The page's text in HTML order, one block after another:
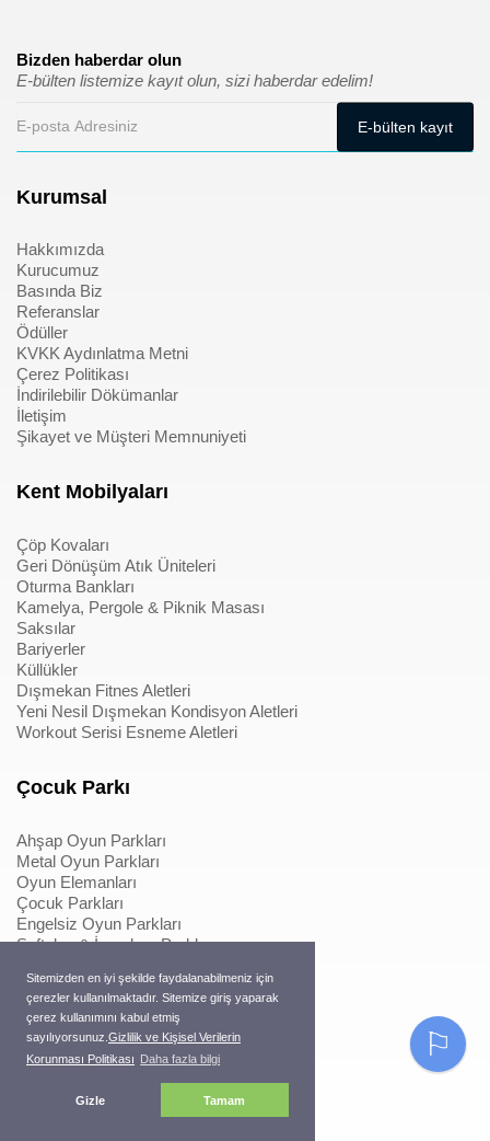
Sitemizden en iyi şekilde faydalanabilmeniz için
çerezler kullanılmaktadır. Sitemize giriş yaparak
çerez kullanımını kabul etmiş
sayılıyorsunuz. Gizlilik ve Kişisel Verilerin
Korunması Politikası Daha fazla bilgi
Gizle Tamam
Bizden haberdar olun
E-bülten listemize kayıt olun, sizi haberdar edelim!
Kurumsal
Hakkımızda
Kurucumuz
Basında Biz
Referanslar
Ödüller
KVKK Aydınlatma Metni
Çerez Politikası
İndirilebilir Dökümanlar
İletişim
Şikayet ve Müşteri Memnuniyeti
Kent Mobilyaları
Çöp Kovaları
Geri Dönüşüm Atık Üniteleri
Oturma Bankları
Kamelya, Pergole & Piknik Masası
Saksılar
Bariyerler
Küllükler
Dışmekan Fitnes Aletleri
Yeni Nesil Dışmekan Kondisyon Aletleri
Workout Serisi Esneme Aletleri
Çocuk Parkı
Ahşap Oyun Parkları
Metal Oyun Parkları
Oyun Elemanları
Çocuk Parkları
Engelsiz Oyun Parkları
Softplay & İçmekan Parkları
Metal Konstrüksiyonlu İpli Tırmanmalar
Ahşap Konstrüksiyonlu İpli Tırmanmalar
Macera Serisi Ürünleri
Trambolinler
Pergole
⚐